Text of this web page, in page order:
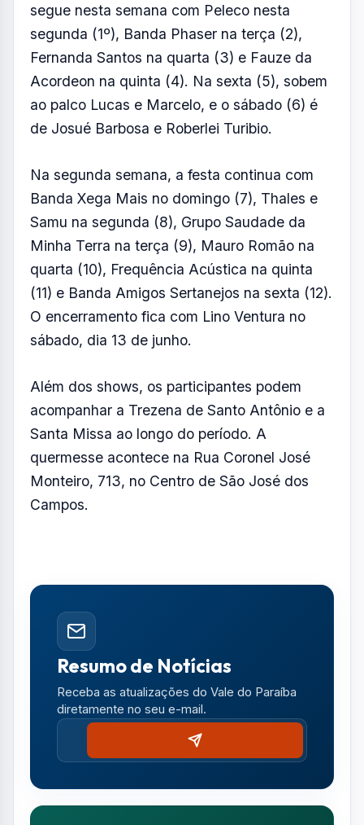
segue nesta semana com Peleco nesta
segunda (1º), Banda Phaser na terça (2),
Fernanda Santos na quarta (3) e Fauze da
Acordeon na quinta (4). Na sexta (5), sobem
ao palco Lucas e Marcelo, e o sábado (6) é
de Josué Barbosa e Roberlei Turibio.
Na segunda semana, a festa continua com
Banda Xega Mais no domingo (7), Thales e
Samu na segunda (8), Grupo Saudade da
Minha Terra na terça (9), Mauro Romão na
quarta (10), Frequência Acústica na quinta
(11) e Banda Amigos Sertanejos na sexta (12).
O encerramento fica com Lino Ventura no
sábado, dia 13 de junho.
Além dos shows, os participantes podem
acompanhar a Trezena de Santo Antônio e a
Santa Missa ao longo do período. A
quermesse acontece na Rua Coronel José
Monteiro, 713, no Centro de São José dos
Campos.
Resumo de Notícias
Receba as atualizações do Vale do Paraíba
diretamente no seu e-mail.